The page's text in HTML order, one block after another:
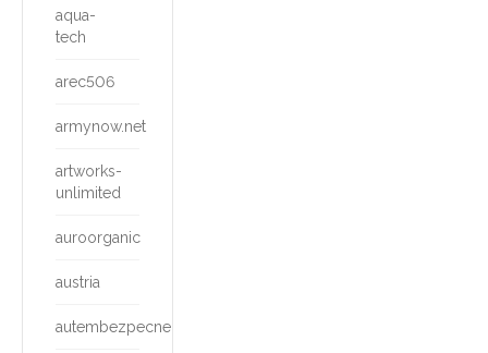
aqua-
tech
arec506
armynow.net
artworks-
unlimited
auroorganic
austria
autembezpecne